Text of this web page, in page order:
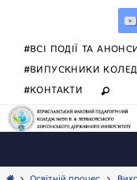
#ВСІ ПОДІЇ ТА
#ВИПУСКНИКИ
#КОНТАКТИ
Home